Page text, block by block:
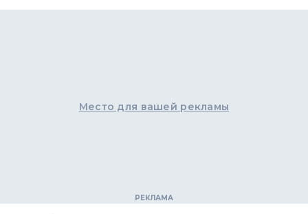
Место для вашей рекламы